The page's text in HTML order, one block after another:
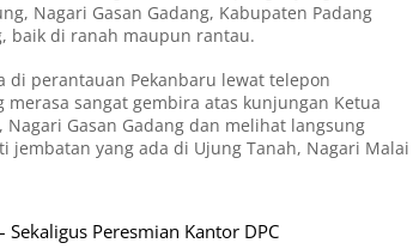
Nagari Gasan Gadang, Kabupaten Padang
baik di ranah maupun rantau.
di perantauan Pekanbaru lewat telepon
sangat gembira atas kunjungan Ketua
Nagari Gasan Gadang dan melihat langsung
yang ada di Ujung Tanah, Nagari Malai
Peresmian Kantor DPC